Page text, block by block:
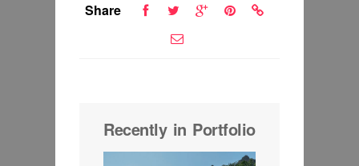
Share
Recently in Portfolio